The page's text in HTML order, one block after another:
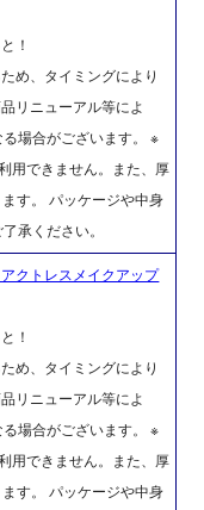
！
め、タイミングにより
リニューアル等によ
場合がございます。 ※
用できません。また、厚
す。 パッケージや中身
承ください。
クトレスメイクアップ
！
め、タイミングにより
リニューアル等によ
場合がございます。 ※
用できません。また、厚
す。 パッケージや中身